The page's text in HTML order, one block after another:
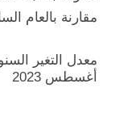
مقارنة بالعام
معدل التغير
أغسطس 2023